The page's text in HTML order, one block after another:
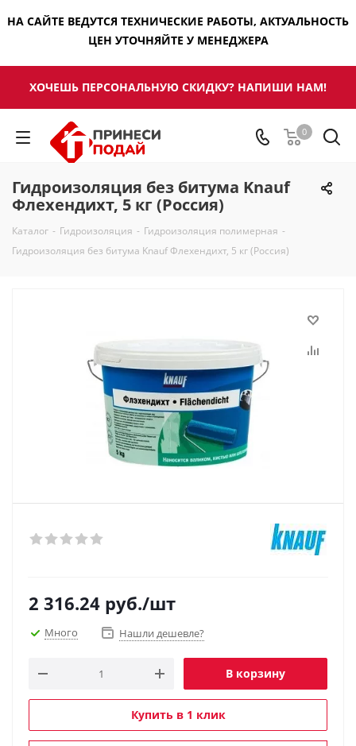
НА САЙТЕ ВЕДУТСЯ ТЕХНИЧЕСКИЕ РАБОТЫ, АКТУАЛЬНОСТЬ
ЦЕН УТОЧНЯЙТЕ У МЕНЕДЖЕРА
ХОЧЕШЬ ПЕРСОНАЛЬНУЮ СКИДКУ? НАПИШИ НАМ!
0
Гидроизоляция без битума Knauf
Флехендихт, 5 кг (Россия)
Каталог - Гидроизоляция - Гидроизоляция полимерная -
Гидроизоляция без битума Knauf Флехендихт, 5 кг (Россия)
2 316.24 руб./шт
Много Нашли дешевле?
В корзину
Купить в 1 клик